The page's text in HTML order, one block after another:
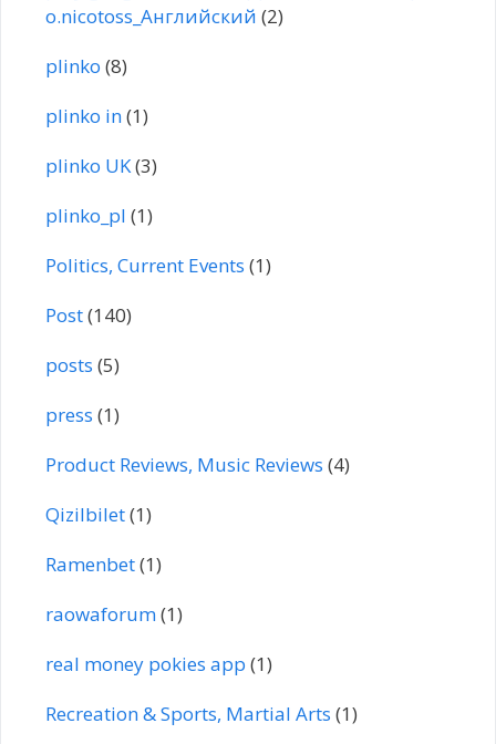
o.nicotoss_Английский (2)
plinko (8)
plinko in(1)
plinko UK(3)
plinko_pl (1)
Politics, Current Events (1)
Post(140)
posts (5)
press (1)
Product Reviews, Music Reviews (4)
Qizilbilet(1)
Ramenbet(1)
raowaforum(1)
real money pokies app (1)
Recreation & Sports, Martial Arts (1)